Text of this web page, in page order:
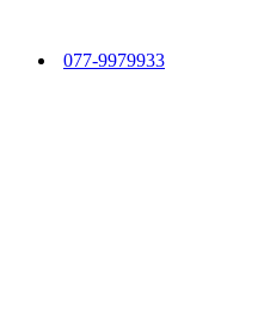
077-9979933